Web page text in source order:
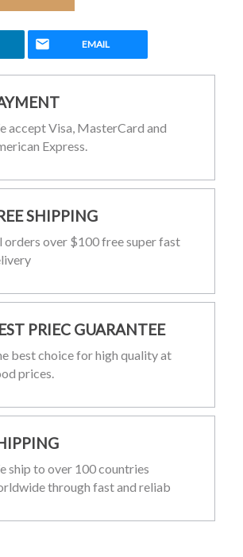
EMAIL
accept Visa, MasterCard and
Express.
SHIPPING
orders over $100 free super fast
PRIEC GUARANTEE
best choice for high quality at
prices.
ship to over 100 countries
through fast and reliab